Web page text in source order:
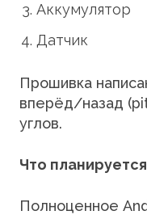
Аккумулятор
Датчик
Прошивка
вперёд/назад
углов.
Что
Полноценное